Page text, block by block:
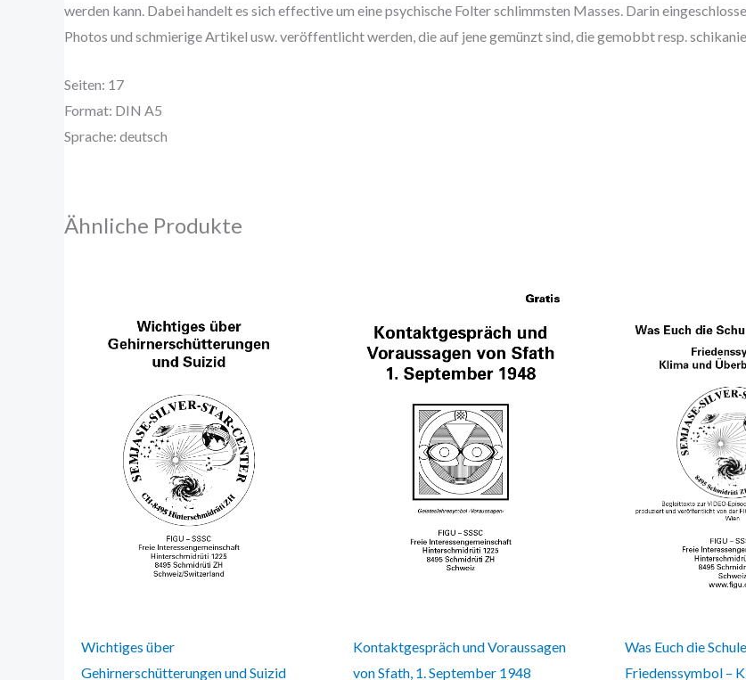
werden kann. Dabei handelt es sich effective um eine psychische Folter schlimmsten Masses. Darin
Photos und schmierige Artikel usw. veröffentlicht werden, die auf jene gemünzt sind, die gemobbt resp.
Seiten: 17
Format: DIN A5
Sprache: deutsch
Ähnliche Produkte
Wichtiges über
Gehirnerschütterungen und Suizid
Kontaktgespräch und Voraussagen
von Sfath, 1. September 1948
Was Euch die
Friedenssymbol –